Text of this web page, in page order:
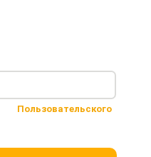
Пользовательского